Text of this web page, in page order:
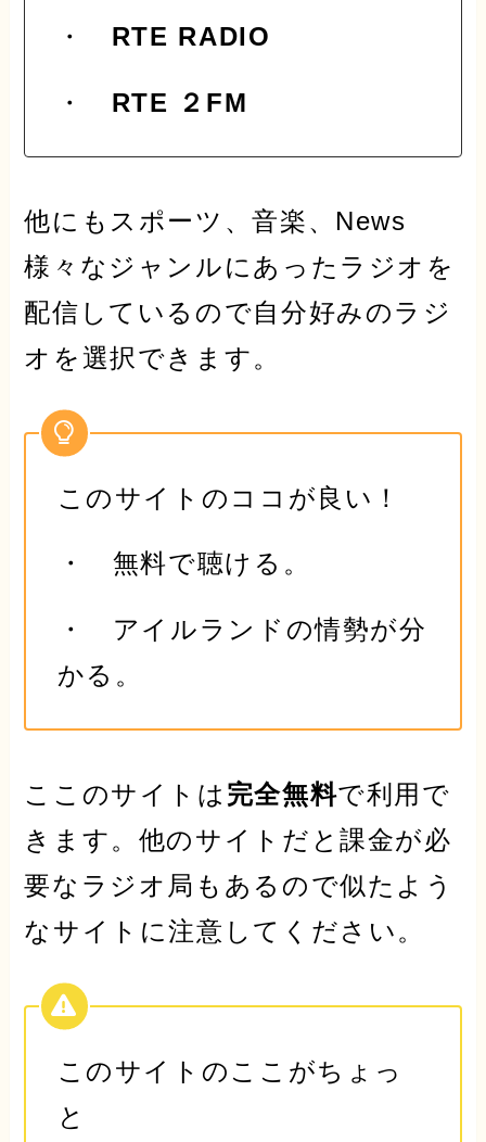
・ RTE RADIO
・ RTE ２FM
他にもスポーツ、音楽、News
様々なジャンルにあったラジオを
配信しているので自分好みのラジ
オ を選択できます。
このサイトのココが良い！
・ 無料で聴ける。
・ アイルランドの情勢が分
かる。
ここのサイトは 完全無料で利用で
きます。他のサイトだと課金が必
要なラジオ局もあるので似たよう
なサイトに注意してください。
このサイトのここがちょっ
と